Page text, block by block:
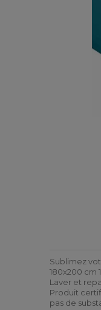
Sublimez
180x200 cm
Laver et
Produit
pas de